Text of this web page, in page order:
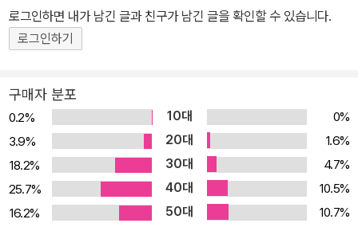
울독립영화제 집행위원회 특별상을 수상하며, 일찌감치 국내 관객들
에게 눈도장을 찍었다. 영화에 쏟아진 박찬욱, 고레에다 히로카즈, 김
양영희의 기억이 고스란히 녹아 있다. 비극적인 현대사 위에 켜켜이
쌓여간 애달픈 가족의 서사는 그 자체로 재일코리안의 역사를 돌아볼
수 있는 귀중한 자료집으로 기능할 것이다. 이미 소설과 칼럼에서 탄
탄한 구조와 톡톡한 글쓰기로 작가로서의 역량을 입증해 보인 바 있
는 양영희는, 이번 산문집에서도 생동감 있는 필치를 통해 가족에게
렌즈를 들이대던 현장으로, 역사 속 한복판으로 독자를 이끌 것이다.
로그인하면 내가 남긴 글과 친구가 남긴 글을 확인할 수 있습니다.
로그인하기
구매자 분포
0.2% 10대
0%
3.9%
20대
1.6%
18.2%
30대
4.7%
25.7%
40대
10.5%
16.2%
50대
10.7%